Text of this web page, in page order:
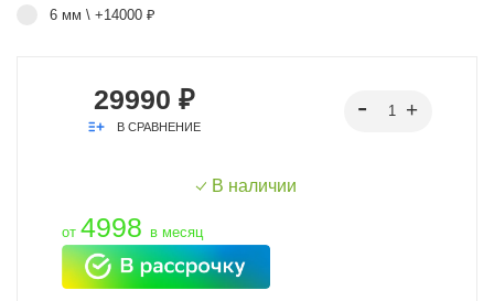
6 мм \ +14000 ₽
29990 ₽
В СРАВНЕНИЕ
В наличии
от 4998 в месяц